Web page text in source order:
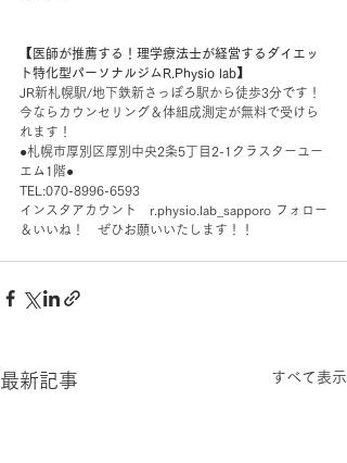
【医師が推薦する！理学療法士が経営するダイエッ
ト特化型パーソナルジムR.Physio lab】
JR新札幌駅/地下鉄新さっぽろ駅から徒歩3分です！
今ならカウンセリング＆体組成測定が無料で受けら
れます！
●札幌市厚別区厚別中央2条5丁目2-1クラスターユー
エム1階●
TEL:070-8996-6593
インスタアカウント　r.physio.lab_sapporo フォロー
＆いいね！　ぜひお願いいたします！！
最新記事 すべて表示